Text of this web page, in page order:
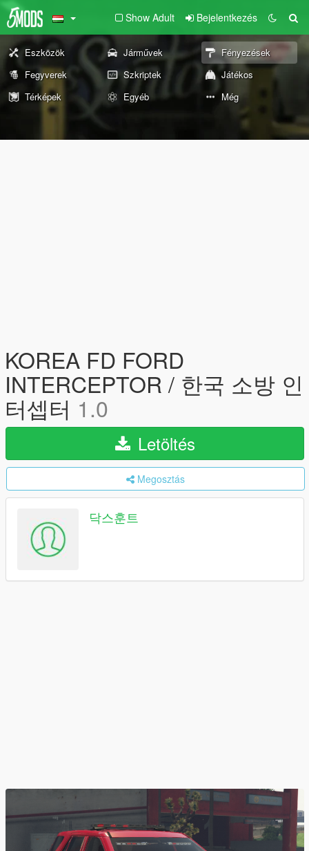
Show Adult Bejelentkezés
Eszközök Járművek
Fényezések
Fegyverek
Szkriptek
Játékos
Térképek
Egyéb Még
KOREA FD FORD
INTERCEPTOR / 한국 소방 인
터셉터 1.0
Letöltés
Megosztás
닥스훈트